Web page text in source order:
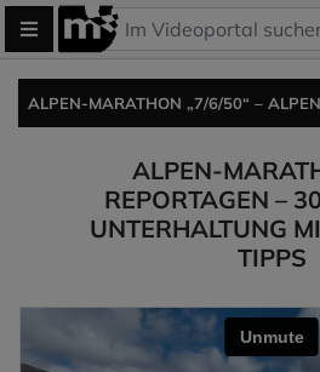
ALPEN-
REPORTAGEN –
UNTERHALTUNG
TIPPS